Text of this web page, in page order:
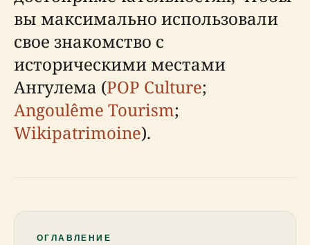
вы максимально использовали
свое знакомство с
историческими местами
Ангулема (POP Culture;
Angoulême Tourism;
Wikipatrimoine).
ОГЛАВЛЕНИЕ